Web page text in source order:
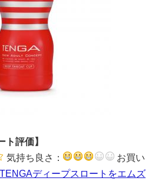
ト評価】
気持ち良さ：
お買い
TENGAディープスロートをエムズ